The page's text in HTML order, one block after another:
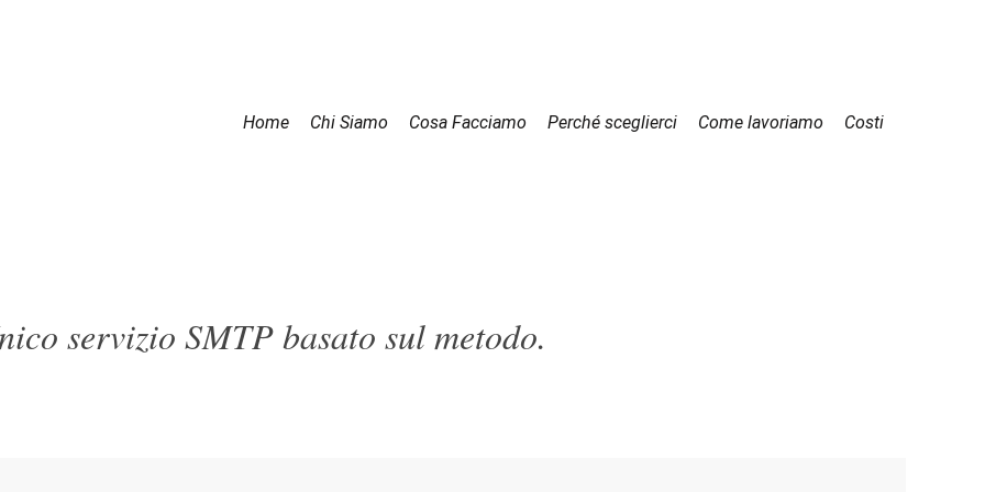
Home Chi Siamo Cosa Facciamo Perché sceglierci Come lavoriamo Costi
servizio SMTP basato sul metodo.